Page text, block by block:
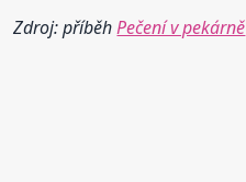
Zdroj: příběhPečení v pekárně